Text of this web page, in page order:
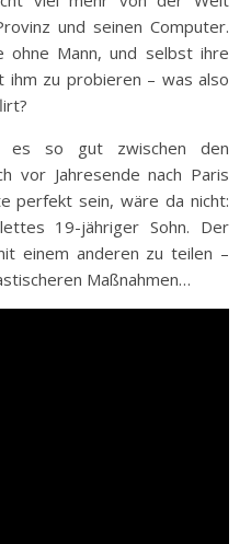
und seinen Computer.
ohne Mann, und selbst ihre
ihm zu probieren – was also
es so gut zwischen den
vor Jahresende nach Paris
perfekt sein, wäre da nicht:
19-jähriger Sohn. Der
einem anderen zu teilen –
Maßnahmen…